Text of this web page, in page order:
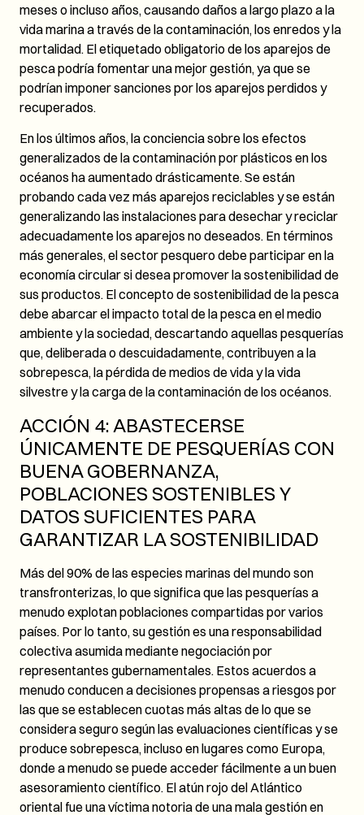
meses o incluso años, causando daños a largo plazo a la
vida marina a través de la contaminación, los enredos y la
mortalidad. El etiquetado obligatorio de los aparejos de
pesca podría fomentar una mejor gestión, ya que se
podrían imponer sanciones por los aparejos perdidos y
recuperados.
En los últimos años, la conciencia sobre los efectos
generalizados de la contaminación por plásticos en los
océanos ha aumentado drásticamente. Se están
probando cada vez más aparejos reciclables y se están
generalizando las instalaciones para desechar y reciclar
adecuadamente los aparejos no deseados. En términos
más generales, el sector pesquero debe participar en la
economía circular si desea promover la sostenibilidad de
sus productos. El concepto de sostenibilidad de la pesca
debe abarcar el impacto total de la pesca en el medio
ambiente y la sociedad, descartando aquellas pesquerías
que, deliberada o descuidadamente, contribuyen a la
sobrepesca, la pérdida de medios de vida y la vida
silvestre y la carga de la contaminación de los océanos.
ACCIÓN 4: ABASTECERSE
ÚNICAMENTE DE PESQUERÍAS CON
BUENA GOBERNANZA,
POBLACIONES SOSTENIBLES Y
DATOS SUFICIENTES PARA
GARANTIZAR LA SOSTENIBILIDAD
Más del 90% de las especies marinas del mundo son
transfronterizas, lo que significa que las pesquerías a
menudo explotan poblaciones compartidas por varios
países. Por lo tanto, su gestión es una responsabilidad
colectiva asumida mediante negociación por
representantes gubernamentales. Estos acuerdos a
menudo conducen a decisiones propensas a riesgos por
las que se establecen cuotas más altas de lo que se
considera seguro según las evaluaciones científicas y se
produce sobrepesca, incluso en lugares como Europa,
donde a menudo se puede acceder fácilmente a un buen
asesoramiento científico. El atún rojo del Atlántico
oriental fue una víctima notoria de una mala gestión en